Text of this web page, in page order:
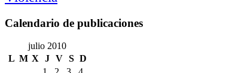
Calendario de publicaciones
julio 2010
L M X J V S D